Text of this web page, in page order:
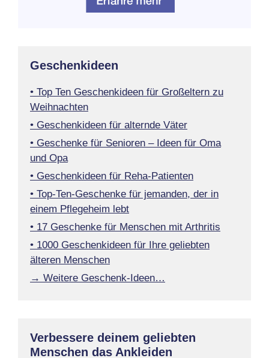
Geschenkideen
• Top Ten Geschenkideen für Großeltern zu
Weihnachten
• Geschenkideen für alternde Väter
• Geschenke für Senioren – Ideen für Oma
und Opa
• Geschenkideen für Reha-Patienten
• Top-Ten-Geschenke für jemanden, der in
einem Pflegeheim lebt
• 17 Geschenke für Menschen mit Arthritis
• 1000 Geschenkideen für Ihre geliebten
älteren Menschen
→ Weitere Geschenk-Ideen…
Verbessere deinem geliebten
Menschen das Ankleiden